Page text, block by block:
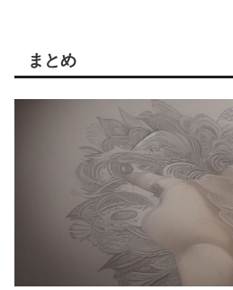
まとめ